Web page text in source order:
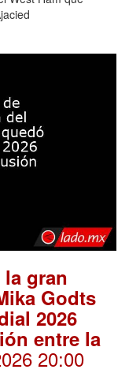
gran
Godts
2026
entre la
20:00